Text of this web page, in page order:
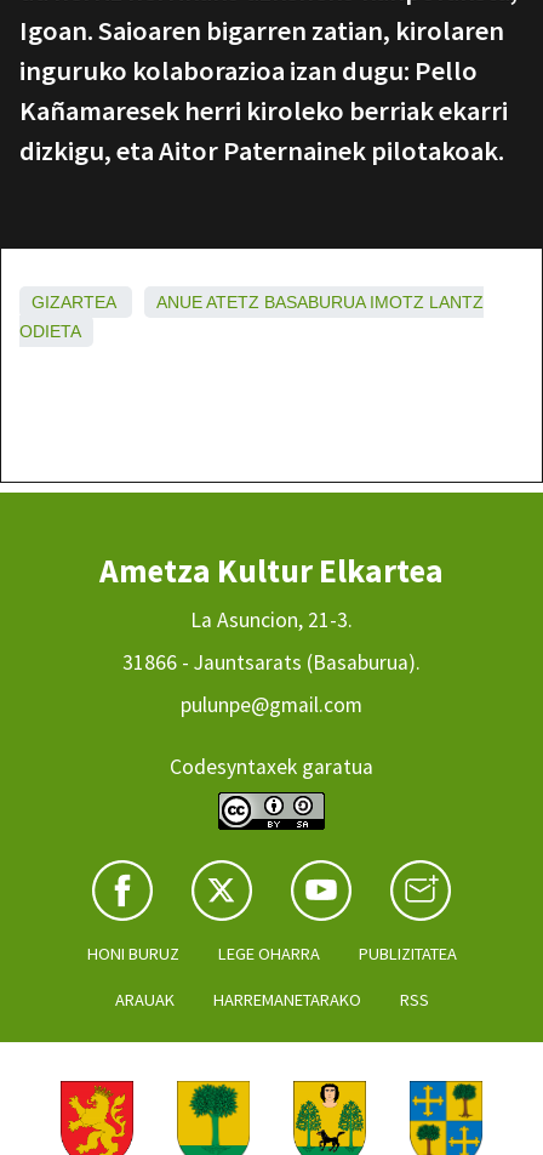
Igoan. Saioaren bigarren zatian, kirolaren
inguruko kolaborazioa izan dugu: Pello
Kañamaresek herri kiroleko berriak ekarri
dizkigu, eta Aitor Paternainek pilotakoak.
GIZARTEA ANUEATETZ BASABURUA IMOTZ LANTZ
ODIETA
Ametza Kultur Elkartea
La Asuncion, 21-3.
31866 - Jauntsarats (Basaburua).
pulunpe@gmail.com
Codesyntaxek garatua
HONI BURUZ LEGE OHARRA PUBLIZITATEA
ARAUAK HARREMANETARAKO RSS